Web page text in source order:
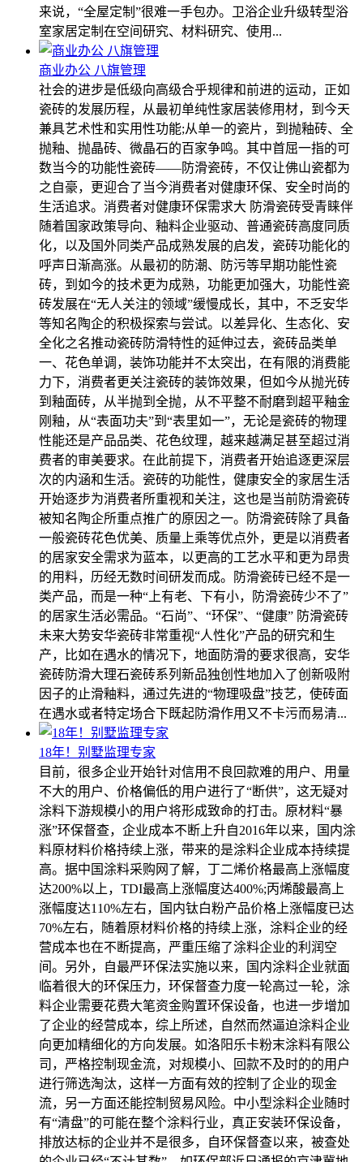
来说，“全屋定制”很难一手包办。卫浴企业升级转型浴
室家居定制在空间研究、材料研究、使用...
商业办公 八旗管理
社会的进步是低级向高级合乎规律和前进的运动，正如
瓷砖的发展历程，从最初单纯性家居装修用材，到今天
兼具艺术性和实用性功能;从单一的瓷片，到抛釉砖、全
抛釉、抛晶砖、微晶石的百家争鸣。其中首屈一指的可
数当今的功能性瓷砖——防滑瓷砖，不仅让佛山瓷都为
之自豪，更迎合了当今消费者对健康环保、安全时尚的
生活追求。消费者对健康环保需求大 防滑瓷砖受青睐伴
随着国家政策导向、釉料企业驱动、普通瓷砖高度同质
化，以及国外同类产品成熟发展的启发，瓷砖功能化的
呼声日渐高涨。从最初的防潮、防污等早期功能性瓷
砖，到如今的技术更为成熟，功能更加强大，功能性瓷
砖发展在“无人关注的领域”缓慢成长，其中，不乏安华
等知名陶企的积极探索与尝试。以差异化、生态化、安
全化之名推动瓷砖防滑特性的延伸过去，瓷砖品类单
一、花色单调，装饰功能并不太突出，在有限的消费能
力下，消费者更关注瓷砖的装饰效果，但如今从抛光砖
到釉面砖，从半抛到全抛，从不平整不耐磨到超平釉金
刚釉，从“表面功夫”到“表里如一”，无论是瓷砖的物理
性能还是产品品类、花色纹理，越来越满足甚至超过消
费者的审美要求。在此前提下，消费者开始追逐更深层
次的内涵和生活。瓷砖的功能性，健康安全的家居生活
开始逐步为消费者所重视和关注，这也是当前防滑瓷砖
被知名陶企所重点推广的原因之一。防滑瓷砖除了具备
一般瓷砖花色优美、质量上乘等优点外，更是以消费者
的居家安全需求为蓝本，以更高的工艺水平和更为昂贵
的用料，历经无数时间研发而成。防滑瓷砖已经不是一
类产品，而是一种“上有老、下有小，防滑瓷砖少不了”
的居家生活必需品。“石尚”、“环保”、“健康” 防滑瓷砖
未来大势安华瓷砖非常重视“人性化”产品的研究和生
产，比如在遇水的情况下，地面防滑的要求很高，安华
瓷砖防滑大理石瓷砖系列新品独创性地加入了创新吸附
因子的止滑釉料，通过先进的“物理吸盘”技艺，使砖面
在遇水或者特定场合下既起防滑作用又不卡污而易清...
18年！别墅监理专家
目前，很多企业开始针对信用不良回款难的用户、用量
不大的用户、价格偏低的用户进行了“断供”，这无疑对
涂料下游规模小的用户将形成致命的打击。原材料“暴
涨”环保督查，企业成本不断上升自2016年以来，国内涂
料原材料价格持续上涨，带来的是涂料企业成本持续提
高。据中国涂料采购网了解，丁二烯价格最高上涨幅度
达200%以上，TDI最高上涨幅度达400%;丙烯酸最高上
涨幅度达110%左右，国内钛白粉产品价格上涨幅度已达
70%左右，随着原材料价格的持续上涨，涂料企业的经
营成本也在不断提高，严重压缩了涂料企业的利润空
间。另外，自最严环保法实施以来，国内涂料企业就面
临着很大的环保压力，环保督查力度一轮高过一轮，涂
料企业需要花费大笔资金购置环保设备，也进一步增加
了企业的经营成本，综上所述，自然而然逼迫涂料企业
向更加精细化的方向发展。如洛阳乐卡粉末涂料有限公
司，严格控制现金流，对规模小、回款不及时的的用户
进行筛选淘汰，这样一方面有效的控制了企业的现金
流，另一方面还能控制贸易风险。中小型涂料企业随时
有“清盘”的可能在整个涂料行业，真正安装环保设备，
排放达标的企业并不是很多，自环保督查以来，被查处